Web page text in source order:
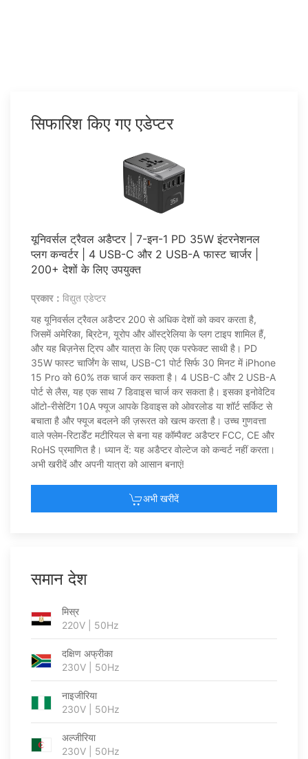
सिफारिश किए गए एडेप्टर
यूनिवर्सल ट्रैवल अडैप्टर | 7-इन-1 PD 35W इंटरनेशनल
प्लग कन्वर्टर | 4 USB-C और 2 USB-A फास्ट चार्जर |
200+ देशों के लिए उपयुक्त
प्रकार： विद्युत एडेप्टर
यह यूनिवर्सल ट्रैवल अडैप्टर 200 से अधिक देशों को कवर करता है,
जिसमें अमेरिका, ब्रिटेन, यूरोप और ऑस्ट्रेलिया के प्लग टाइप शामिल हैं,
और यह बिज़नेस ट्रिप और यात्रा के लिए एक परफेक्ट साथी है। PD
35W फास्ट चार्जिंग के साथ, USB-C1 पोर्ट सिर्फ 30 मिनट में iPhone
15 Pro को 60% तक चार्ज कर सकता है। 4 USB-C और 2 USB-A
पोर्ट से लैस, यह एक साथ 7 डिवाइस चार्ज कर सकता है। इसका इनोवेटिव
ऑटो-रीसेटिंग 10A फ्यूज आपके डिवाइस को ओवरलोड या शॉर्ट सर्किट से
बचाता है और फ्यूज बदलने की ज़रूरत को खत्म करता है। उच्च गुणवत्ता
वाले फ्लेम-रिटार्डेंट मटीरियल से बना यह कॉम्पैक्ट अडैप्टर FCC, CE और
RoHS प्रमाणित है। ध्यान दें: यह अडैप्टर वोल्टेज को कन्वर्ट नहीं करता।
अभी खरीदें और अपनी यात्रा को आसान बनाएं!
अभी खरीदें
समान देश
मिस्र
220V | 50Hz
दक्षिण अफ्रीका
230V | 50Hz
नाइजीरिया
230V | 50Hz
अल्जीरिया
230V | 50Hz